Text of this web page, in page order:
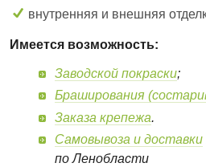
внутренняя и внешняя
Имеется возможность:
Заводской покраски;
Браширования
Заказа крепежа.
Самовывоза и доставки
по Ленобласти